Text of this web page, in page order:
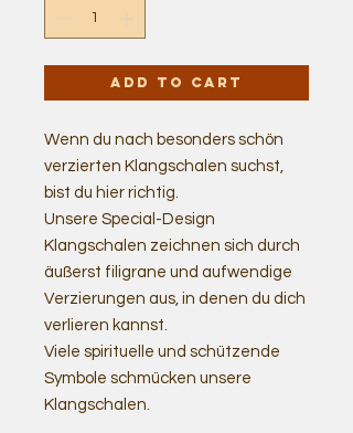
Add to Cart
Wenn du nach besonders schön
verzierten Klangschalen suchst,
bist du hier richtig.
Unsere Special-Design
Klangschalen zeichnen sich durch
äußerst filigrane und aufwendige
Verzierungen aus, in denen du dich
verlieren kannst.
Viele spirituelle und schützende
Symbole schmücken unsere
Klangschalen.